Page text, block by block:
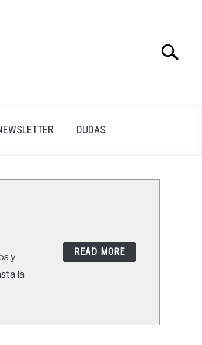
Search
DUDAS
y
la
READ MORE